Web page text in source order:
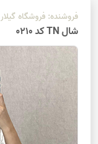
فروشنده: فروشگاه گیلار
شال TN کد 0210